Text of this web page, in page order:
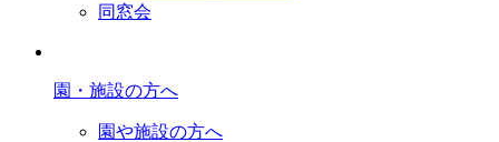
同窓会
園・施設の方へ
園や施設の方へ